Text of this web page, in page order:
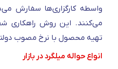
واسطه کارگزاری‌ها سفارش
می‌کنند. این روش راهکاری
تهیه محصول با نرخ مصوب
انواع حواله میلگرد در بازار